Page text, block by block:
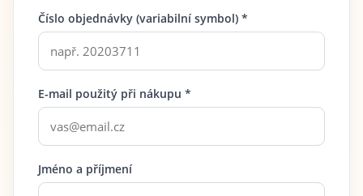
Číslo objednávky (variabilní symbol) *
E-mail použitý při nákupu *
Jméno a příjmení